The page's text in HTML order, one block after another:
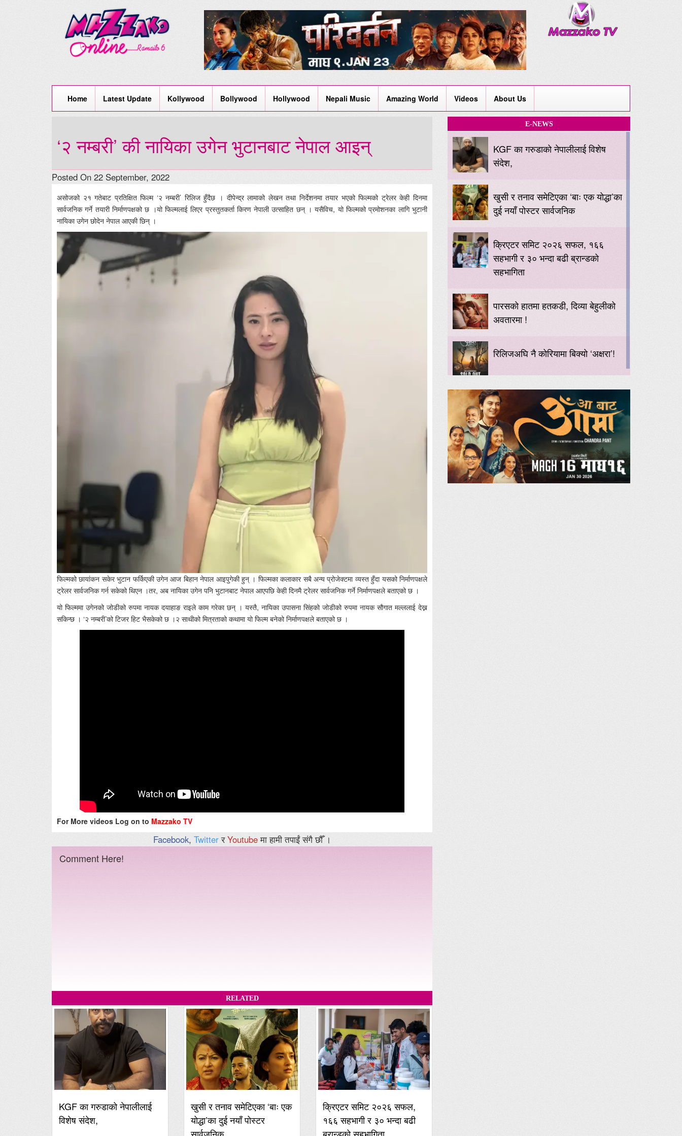
Home Latest Update Kollywood Bollywood Hollywood Nepali Music Amazing World Videos About Us
‘२ नम्बरी’ की नायिका उगेन भुटानबाट नेपाल आइन्
Posted On 22 September, 2022
असोजको २१ गतेबाट प्रतिक्षित फिल्म ‘२ नम्बरी’ रिलिज हुँदैछ । दीपेन्द्र लामाको लेखन तथा निर्देशनमा तयार भएको फिल्मको ट्रेलर केही दिनमा
सार्वजनिक गर्ने तयारी निर्माणपक्षको छ ।यो फिल्मलाई लिएर प्रस्तुतकर्ता किरण नेपाली उत्साहित छन् । यसैविच, यो फिल्मको प्रमोशनका लागि भुटानी
नायिका उगेन छोदेन नेपाल आएकी छिन् ।
फिल्मको छायांकन सकेर भुटान फर्किएकी उगेन आज बिहान नेपाल आइपुगेकी हुन् । फिल्मका कलाकार सबै अन्य प्रोजेक्टमा व्यस्त हुँदा यसको निर्माणपक्षले
ट्रेलर सार्वजनिक गर्न सकेको थिएन ।तर, अब नायिका उगेन पनि भुटानबाट नेपाल आएपछि केही दिनमै ट्रेलर सार्वजनिक गर्ने निर्माणपक्षले बताएको छ ।
यो फिल्ममा उगेनको जोडीको रुपमा नायक दयाहाङ राइले काम गरेका छन् । यस्तै, नायिका उपासना सिंहको जोडीको रुपमा नायक सौगात मल्ललाई देख्न
सकिन्छ । ‘२ नम्बरी’को टिजर हिट भैसकेको छ ।२ साथीको मित्रताको कथामा यो फिल्म बनेको निर्माणपक्षले बताएको छ ।
For More videos Log on to Mazzako TV
Facebook, TwitterरYoutubeमा हामी तपाईं संगै छौँ ।
Comment Here!
RELATED
KGF का गरुडाको नेपालीलाई
विशेष संदेश,
खुसी र तनाव समेटिएका ‘बाः एक
योद्धा’का दुई नयाँ पोस्टर
क्रिएटर समिट २०२६ सफल,
१६६ सहभागी र ३० भन्दा बढी
E-NEWS
KGF का गरुडाको नेपालीलाई विशेष
संदेश,
खुसी र तनाव समेटिएका ‘बाः एक योद्धा’का
दुई नयाँ पोस्टर सार्वजनिक
क्रिएटर समिट २०२६ सफल, १६६
सहभागी र ३० भन्दा बढी ब्रान्डको
सहभागिता
पारसको हातमा हतकडी, दिव्या बेहुलीको
अवतारमा !
रिलिजअघि नै कोरियामा बिक्यो ‘अक्षरा’!